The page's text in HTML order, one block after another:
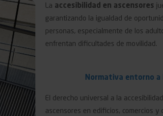
La accesibilidad en ascensores
garantizando la igualdad de
personas, especialmente de los
enfrentan dificultades de movilidad.
Normativa entorno a
El derecho universal a la
ascensores en edificios, comercios